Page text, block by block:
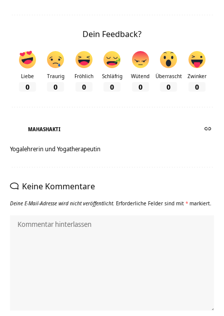
Dein Feedback?
Liebe
0
Traurig
0
Fröhlich
0
Schläfrig
0
Wütend
0
Überrascht
0
Zwinker
0
MAHASHAKTI
Yogalehrerin und Yogatherapeutin
Keine Kommentare
Deine E-Mail-Adresse wird nicht veröffentlicht. Erforderliche Felder sind mit * markiert.